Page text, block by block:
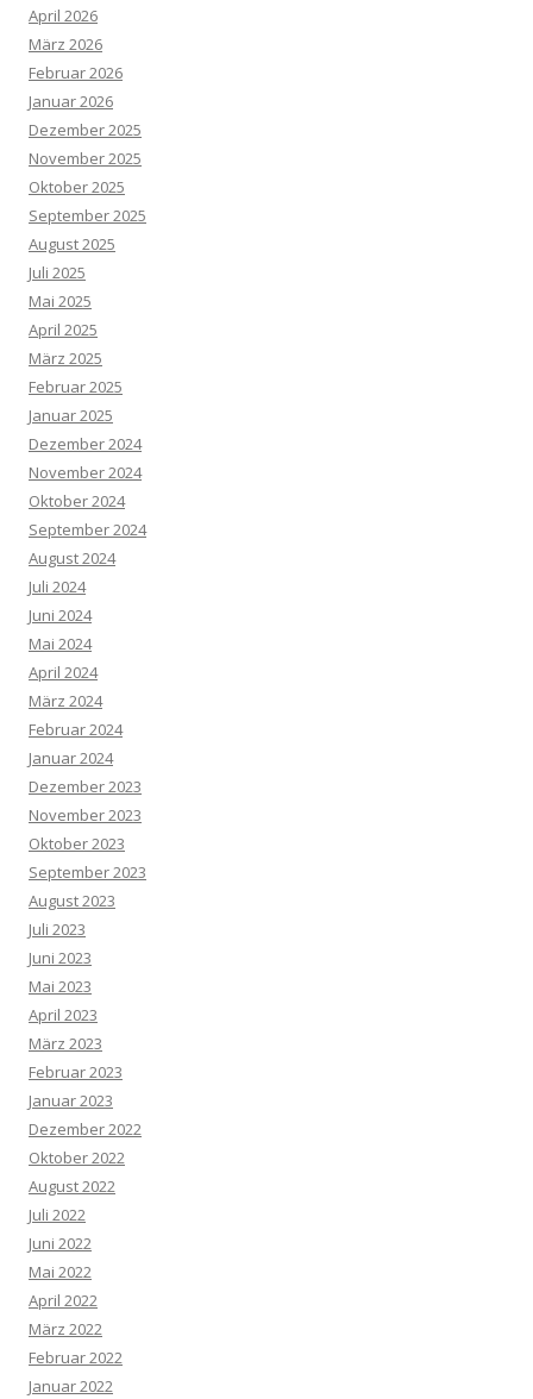
April 2026
März 2026
Februar 2026
Januar 2026
Dezember 2025
November 2025
Oktober 2025
September 2025
August 2025
Juli 2025
Mai 2025
April 2025
März 2025
Februar 2025
Januar 2025
Dezember 2024
November 2024
Oktober 2024
September 2024
August 2024
Juli 2024
Juni 2024
Mai 2024
April 2024
März 2024
Februar 2024
Januar 2024
Dezember 2023
November 2023
Oktober 2023
September 2023
August 2023
Juli 2023
Juni 2023
Mai 2023
April 2023
März 2023
Februar 2023
Januar 2023
Dezember 2022
Oktober 2022
August 2022
Juli 2022
Juni 2022
Mai 2022
April 2022
März 2022
Februar 2022
Januar 2022